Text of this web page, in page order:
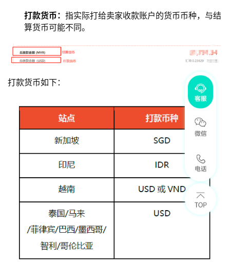
打款货币： 指实际打给卖家收款账户的货币币种，与结
算货币可能不同。
打款货币如下：